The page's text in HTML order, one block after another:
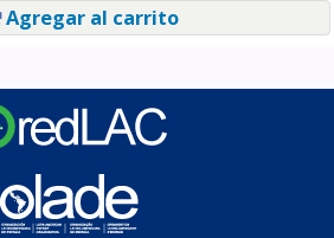
Agregar al carrito